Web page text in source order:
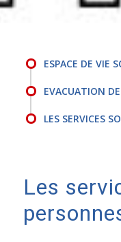
ESPACE DE VIE
EVACUATION
LES SERVICES
Les